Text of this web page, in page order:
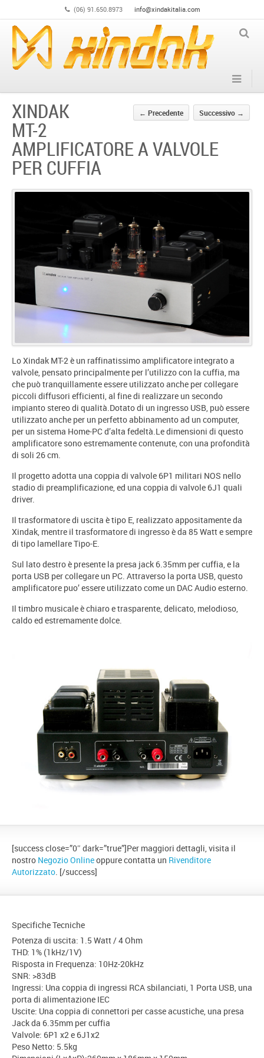
(06) 91.650.8973 info@xindakitalia.com
← Precedente Successivo →
XINDAK
MT-2
AMPLIFICATORE A VALVOLE
PER CUFFIA
Lo Xindak MT-2 è un raffinatissimo amplificatore integrato a
valvole, pensato principalmente per l’utilizzo con la cuffia, ma
che può tranquillamente essere utilizzato anche per collegare
piccoli diffusori efficienti, al fine di realizzare un secondo
impianto stereo di qualità.Dotato di un ingresso USB, può essere
utilizzato anche per un perfetto abbinamento ad un computer,
per un sistema Home-PC d’alta fedeltà.Le dimensioni di questo
amplificatore sono estremamente contenute, con una profondità
di soli 26 cm.
Il progetto adotta una coppia di valvole 6P1 militari NOS nello
stadio di preamplificazione, ed una coppia di valvole 6J1 quali
driver.
Il trasformatore di uscita è tipo E, realizzato appositamente da
Xindak, mentre il trasformatore di ingresso è da 85 Watt e sempre
di tipo lamellare Tipo-E.
Sul lato destro è presente la presa jack 6.35mm per cuffia, e la
porta USB per collegare un PC. Attraverso la porta USB, questo
amplificatore puo’ essere utilizzato come un DAC Audio esterno.
Il timbro musicale è chiaro e trasparente, delicato, melodioso,
caldo ed estremamente dolce.
[success close=”0″ dark=”true”]Per maggiori dettagli, visita il
nostro Negozio Onlineoppure contatta un Rivenditore
Autorizzato . [/success]
Specifiche Tecniche
Potenza di uscita: 1.5 Watt / 4 Ohm
THD: 1% (1kHz/1V)
Risposta in Frequenza: 10Hz-20kHz
SNR: >83dB
Ingressi: Una coppia di ingressi RCA sbilanciati, 1 Porta USB, una
porta di alimentazione IEC
Uscite: Una coppia di connettori per casse acustiche, una presa
Jack da 6.35mm per cuffia
Valvole: 6P1 x2 e 6J1x2
Peso Netto: 5.5kg